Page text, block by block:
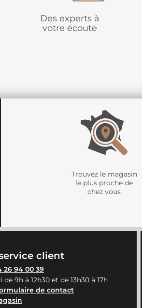
Des experts à
votre écoute
Trouvez le magasin
le plus proche de
chez vous
client
26 94 00 39
9h à 12h30 et de 13h30 à 17h
de contact